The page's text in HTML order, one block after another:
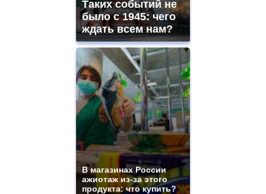
Таких событий не
было с 1945: чего
ждать всем нам?
В магазинах России
ажиотаж из-за этого
продукта: что купить?